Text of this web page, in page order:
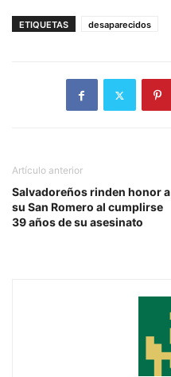
ETIQUETAS desaparecidos
Artículo anterior
Salvadoreños rinden honor a
su San Romero al cumplirse
39 años de su asesinato